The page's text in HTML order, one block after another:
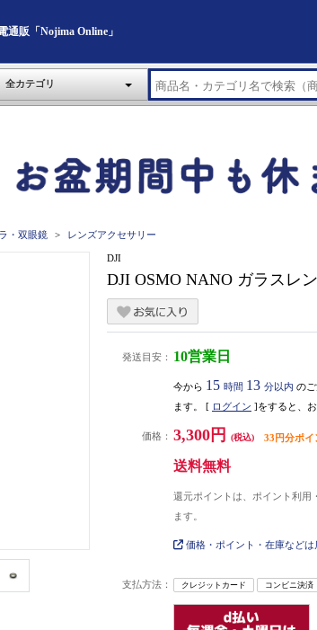
通販「Nojima Online」
全カテゴリ
・双眼鏡 レンズアクセサリー
DJI
DJI OSMO NANO ガラスレ
発送目安： 10営業日
今から 15 時間 13 分以内 の
ます。 [ ログイン ]をすると、
価格： 3,300円 (税込) 33円分ポイ
送料無料
還元ポイントは、ポイント利用
ます。
価格・ポイント・在庫など
支払方法： クレジットカード コンビニ決済